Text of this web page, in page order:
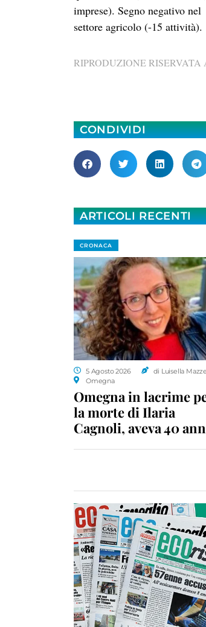
imprese). Segno negativo nel
settore agricolo (-15 attività).
RIPRODUZIONE
CONDIVIDI
ARTICOLI RECENTI
CRONACA
5 Agosto 2026
di Luisella
Omegna
Omegna in lacrime
la morte di Ilaria
Cagnoli, aveva 40